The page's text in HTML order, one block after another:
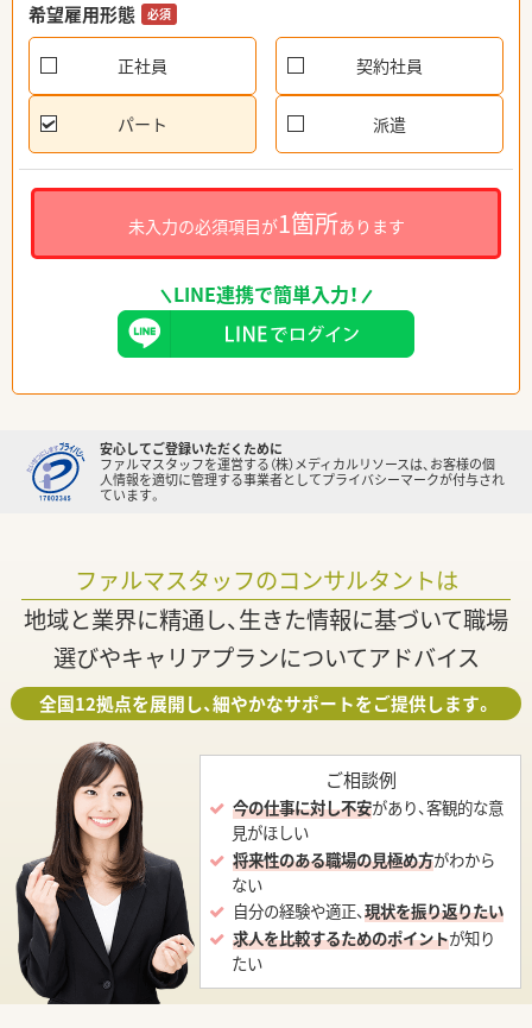
希望雇用形態 必須
正社員 契約社員
パート 派遣
未入力の必須項目が1箇所あります
LINE連携で簡単入力！
安心してご登録いただくために
ファルマスタッフを運営する（株）メディカルリソースは、お客様の個
人情報を適切に管理する事業者としてプライバシーマークが付与され
ています。
ファルマスタッフのコンサルタントは
地域と業界に精通し、生きた情報に基づいて職場
選びやキャリアプランについてアドバイス
全国12拠点を展開し、細やかなサポートをご提供します。
ご相談例
今の仕事に対し不安があり、客観的な意
見がほしい
将来性のある職場の見極め方がわから
ない
自分の経験や適正、現状を振り返りたい
求人を比較するためのポイントが知り
たい